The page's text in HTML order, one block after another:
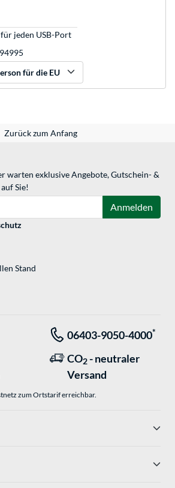
jeden USB-Port
für die EU
Zurück zum Anfang
warten exklusive Angebote, Gutschein- &
Sie!
Anmelden
Stand
06403-9050-4000*
CO2 - neutraler
Versand
zum Ortstarif erreichbar.